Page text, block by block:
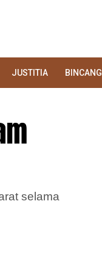
JUSTITIA BINCANG
selama